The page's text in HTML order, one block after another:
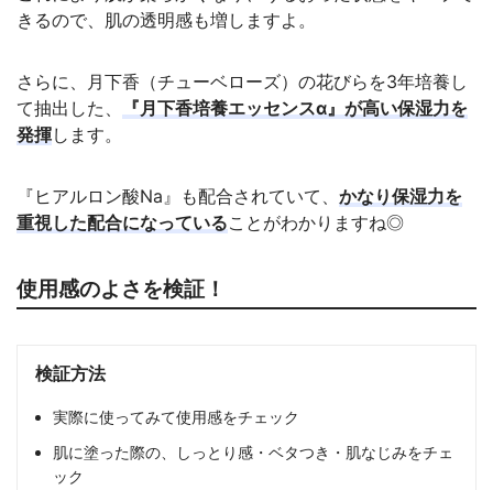
きるので、肌の透明感も増しますよ。
さらに、月下香（チューベローズ）の花びらを3年培養し
て抽出した、
『月下香培養エッセンスα』が高い保湿力を
発揮します。
『ヒアルロン酸Na』も配合されていて、 かなり保湿力を
重視した配合になっていることがわかりますね◎
使用感のよさを検証！
検証方法
実際に使ってみて使用感をチェック
肌に塗った際の、しっとり感・ベタつき・肌なじみをチェ
ック